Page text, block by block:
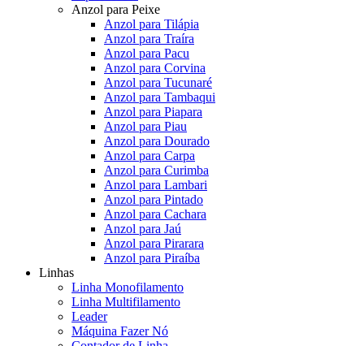
Anzol para Peixe
Anzol para Tilápia
Anzol para Traíra
Anzol para Pacu
Anzol para Corvina
Anzol para Tucunaré
Anzol para Tambaqui
Anzol para Piapara
Anzol para Piau
Anzol para Dourado
Anzol para Carpa
Anzol para Curimba
Anzol para Lambari
Anzol para Pintado
Anzol para Cachara
Anzol para Jaú
Anzol para Pirarara
Anzol para Piraíba
Linhas
Linha Monofilamento
Linha Multifilamento
Leader
Máquina Fazer Nó